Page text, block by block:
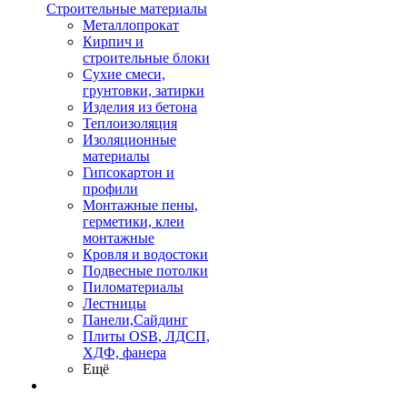
Строительные материалы
Металлопрокат
Кирпич и
строительные блоки
Сухие смеси,
грунтовки, затирки
Изделия из бетона
Теплоизоляция
Изоляционные
материалы
Гипсокартон и
профили
Монтажные пены,
герметики, клеи
монтажные
Кровля и водостоки
Подвесные потолки
Пиломатериалы
Лестницы
Панели,Сайдинг
Плиты OSB, ЛДСП,
ХДФ, фанера
Ещё